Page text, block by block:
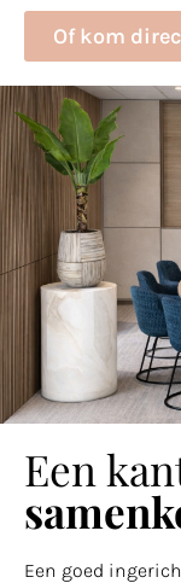
Of kom
Een
Een goed